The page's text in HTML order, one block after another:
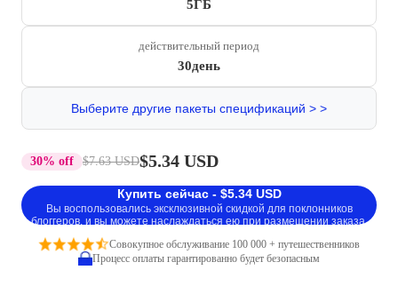
5ГБ
действительный период
30день
Выберите другие пакеты спецификаций > >
30% off $7.63 USD$5.34 USD
Купить сейчас - $5.34 USD
Вы воспользовались эксклюзивной скидкой для поклонников
блоггеров, и вы можете наслаждаться ею при размещении заказа.
Совокупное обслуживание 100 000 + путешественников
Процесс оплаты гарантированно будет безопасным